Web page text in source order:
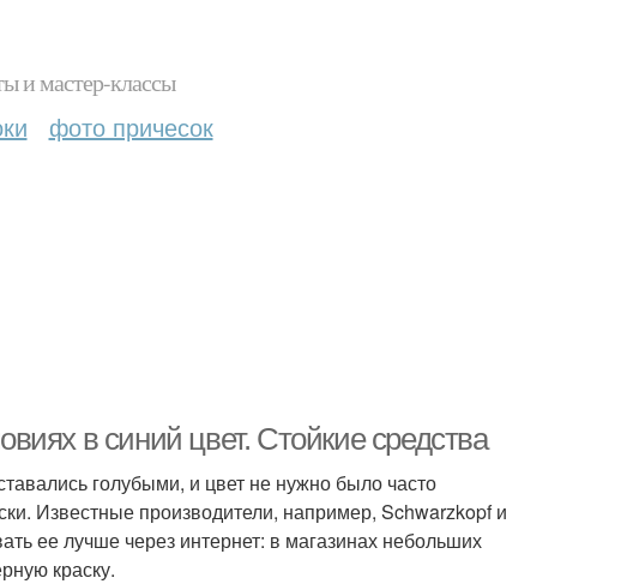
и мастер-классы
фото причесок
в синий цвет. Стойкие средства
голубыми, и цвет не нужно было часто
Известные производители, например, Schwarzkopf и
ее лучше через интернет: в магазинах небольших
краску.